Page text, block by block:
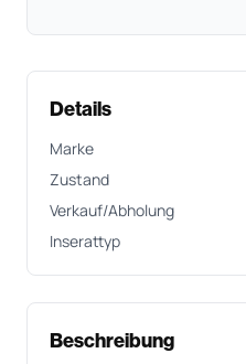
Details
Marke
Zustand
Verkauf/Abholung
Inserattyp
Beschreibung